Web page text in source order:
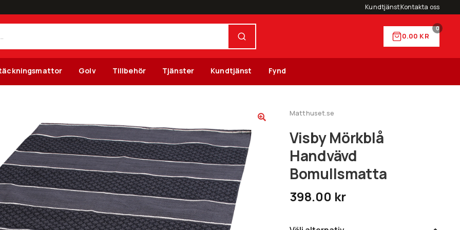
KundtjänstKontakta oss
0.00 KR
0
Golv Tillbehör Tjänster Kundtjänst Fynd
Matthuset.se
Visby Mörkblå
Handvävd
Bomullsmatta
398.00 kr